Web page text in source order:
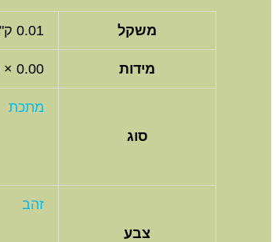
משקל 0.01 ק"ג
מידות 0.00 × 0.00 × 0.00 סנטימטרים
סוג
מתכת
צבע
זהב